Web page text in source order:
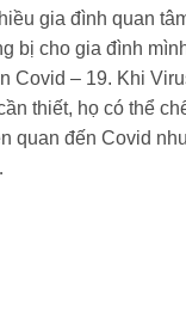
gia đình quan
bị cho gia đình
Covid – 19. Khi
thiết, họ có thể
quan đến Covid